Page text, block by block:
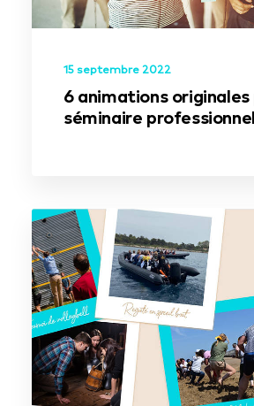
15 septembre 2022
6 animations originales
séminaire professionnel